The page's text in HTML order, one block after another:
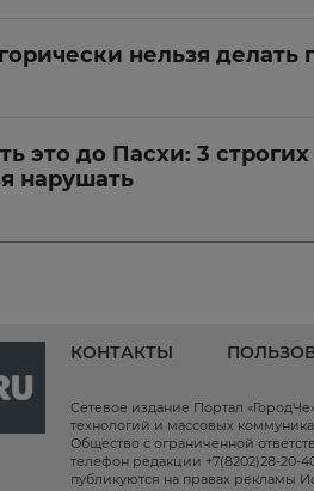
нельзя делать
это до Пасхи: 3
нарушать
КОНТАКТЫ
Сетевое издание Портал
технологий и массовых
Общество с ограниченной
телефон редакции +7(8202)28-20-
публикуются на правах рекламы